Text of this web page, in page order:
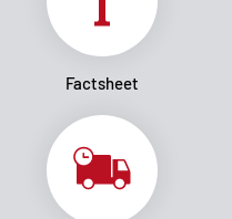
Factsheet